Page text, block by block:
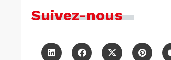
Suivez-nous